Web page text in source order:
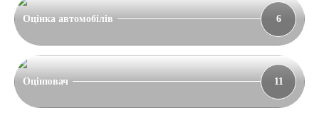
Оцінка автомобілів 6
Оцінювач 11